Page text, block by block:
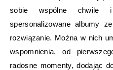
sobie wspólne chwile
spersonalizowane albumy
rozwiązanie. Można w nich
wspomnienia, od
radosne momenty, dodając